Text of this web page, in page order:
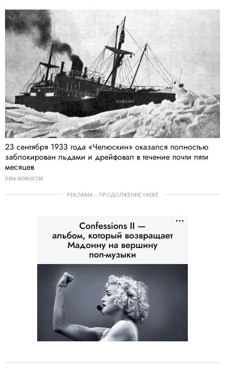
23 сентября 1933 года «Челюскин» оказался полностью
заблокирован льдами и дрейфовал в течение почти пяти
месяцев
РИА НОВОСТИ
РЕКЛАМА – ПРОДОЛЖЕНИЕ НИЖЕ